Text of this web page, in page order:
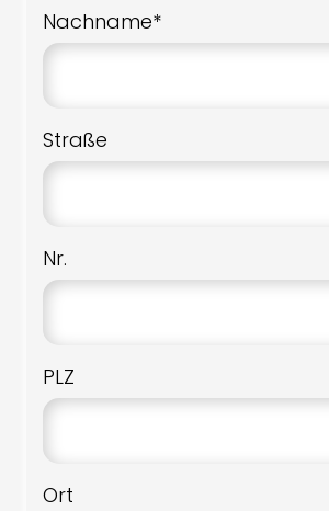
Nachname*
Straße
Nr.
PLZ
Ort